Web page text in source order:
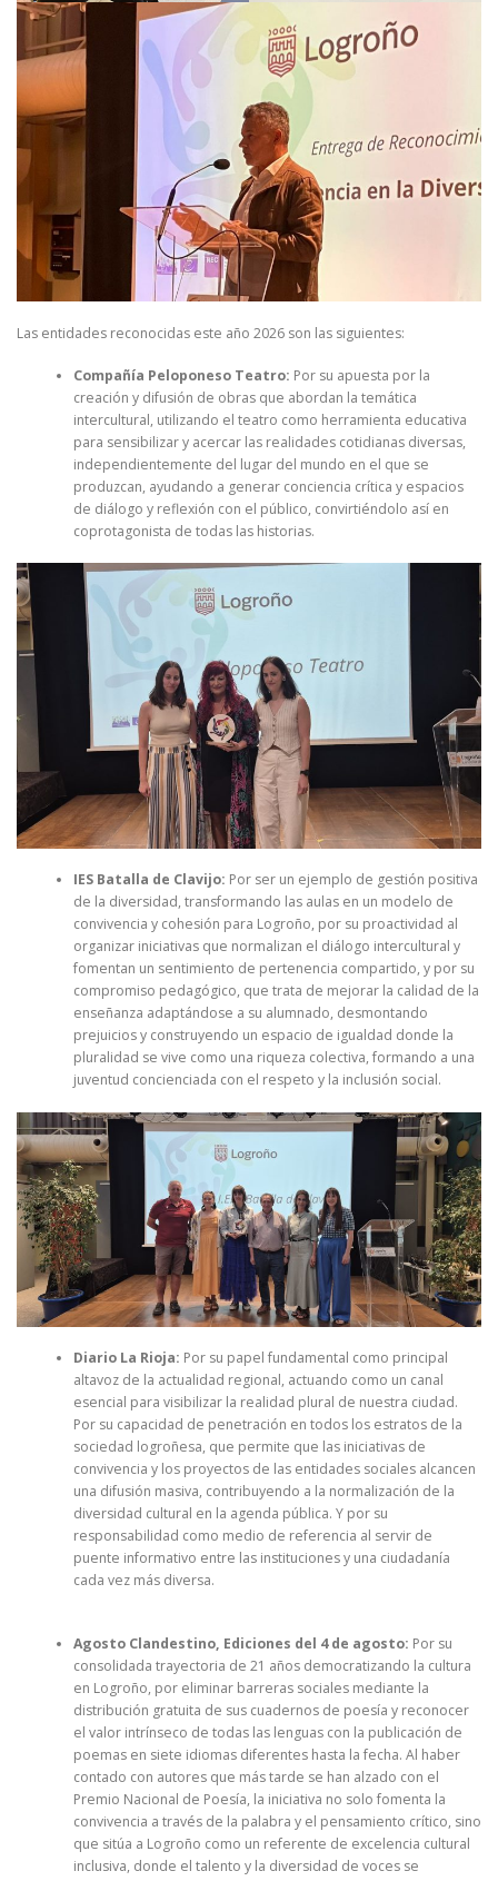
Las entidades reconocidas este año 2026 son las siguientes:
Compañía Peloponeso Teatro: Por su apuesta por la
creación y difusión de obras que abordan la temática
intercultural, utilizando el teatro como herramienta educativa
para sensibilizar y acercar las realidades cotidianas diversas,
independientemente del lugar del mundo en el que se
produzcan, ayudando a generar conciencia crítica y espacios
de diálogo y reflexión con el público, convirtiéndolo así en
coprotagonista de todas las historias.
IES Batalla de Clavijo: Por ser un ejemplo de gestión positiva
de la diversidad, transformando las aulas en un modelo de
convivencia y cohesión para Logroño, por su proactividad al
organizar iniciativas que normalizan el diálogo intercultural y
fomentan un sentimiento de pertenencia compartido, y por su
compromiso pedagógico, que trata de mejorar la calidad de la
enseñanza adaptándose a su alumnado, desmontando
prejuicios y construyendo un espacio de igualdad donde la
pluralidad se vive como una riqueza colectiva, formando a una
juventud concienciada con el respeto y la inclusión social.
Diario La Rioja: Por su papel fundamental como principal
altavoz de la actualidad regional, actuando como un canal
esencial para visibilizar la realidad plural de nuestra ciudad.
Por su capacidad de penetración en todos los estratos de la
sociedad logroñesa, que permite que las iniciativas de
convivencia y los proyectos de las entidades sociales alcancen
una difusión masiva, contribuyendo a la normalización de la
diversidad cultural en la agenda pública. Y por su
responsabilidad como medio de referencia al servir de
puente informativo entre las instituciones y una ciudadanía
cada vez más diversa.
Agosto Clandestino, Ediciones del 4 de agosto: Por su
consolidada trayectoria de 21 años democratizando la cultura
en Logroño, por eliminar barreras sociales mediante la
distribución gratuita de sus cuadernos de poesía y reconocer
el valor intrínseco de todas las lenguas con la publicación de
poemas en siete idiomas diferentes hasta la fecha. Al haber
contado con autores que más tarde se han alzado con el
Premio Nacional de Poesía, la iniciativa no solo fomenta la
convivencia a través de la palabra y el pensamiento crítico, sino
que sitúa a Logroño como un referente de excelencia cultural
inclusiva, donde el talento y la diversidad de voces se